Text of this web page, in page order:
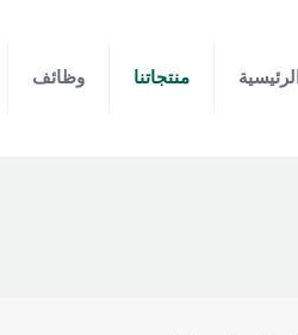
الرئيسية منتجاتنا وظائف